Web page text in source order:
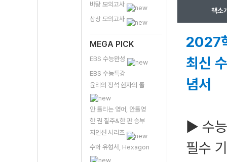
바탕 모의고사
상상 모의고사
MEGA PICK
EBS 수능완성
EBS 수능특강
윤리의 정석 현자의 돌
안 틀리는 영어, 안틀영
한 권 질주&한 판 승부
지인선 시리즈
수학 유형서, Hexagon
책소
2027
최신
념서
▶ 수
필수